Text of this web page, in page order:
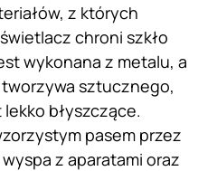
z których
chroni szkło
wykonana z metalu, a
sztucznego,
błyszczące.
pasem przez
z aparatami oraz